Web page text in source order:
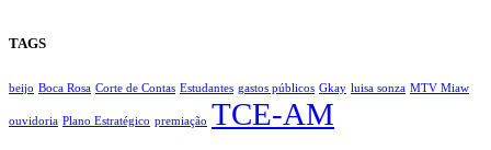
TAGS
beijo Boca Rosa Corte de Contas Estudantes gastos públicos Gkay luisa sonza MTV Miaw
ouvidoria Plano Estratégico premiação TCE-AM